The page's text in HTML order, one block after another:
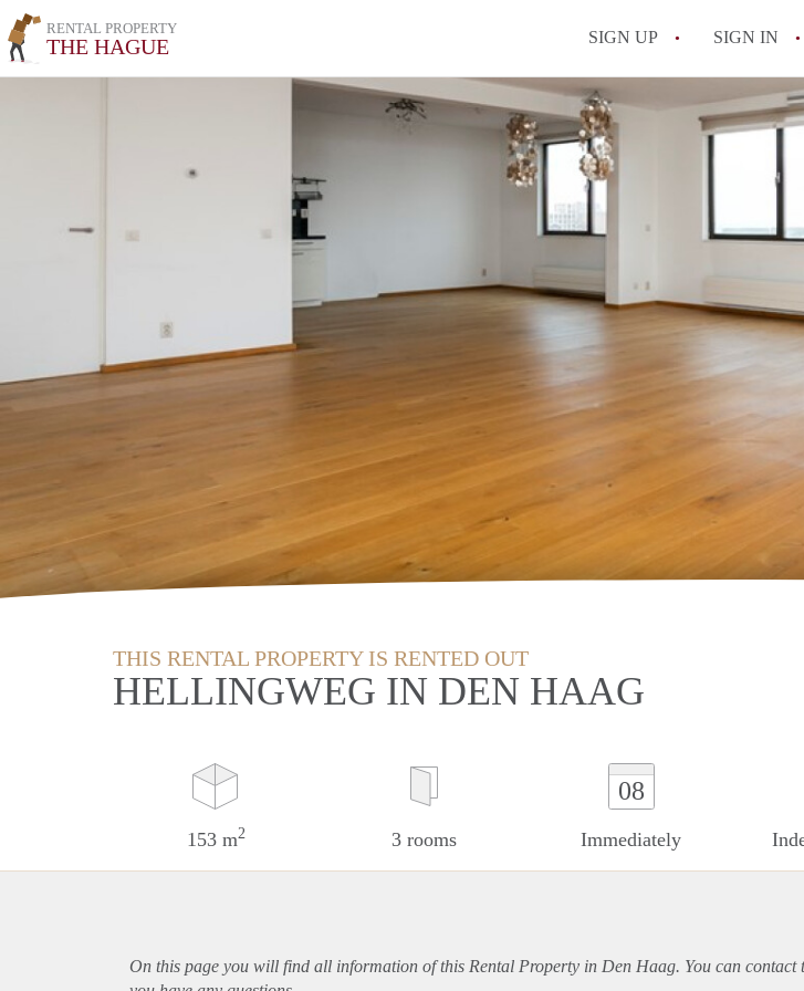
RENTAL PROPERTY
THE HAGUE SIGN UP SIGN IN
THIS RENTAL PROPERTY IS RENTED OUT
HELLINGWEG IN DEN HAAG
153 m2 3 rooms
08
Immediately
On this page you will find all information of this Rental Property in Den Haag. You can contact